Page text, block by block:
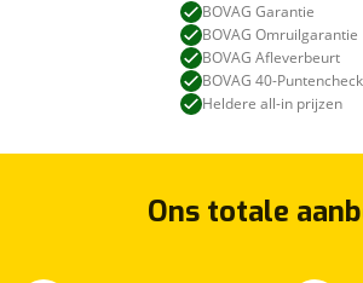
BOVAG Garantie
BOVAG Omruilgarantie
BOVAG Afleverbeurt
BOVAG 40-Puntencheck
Heldere all-in prijzen
Ons totale